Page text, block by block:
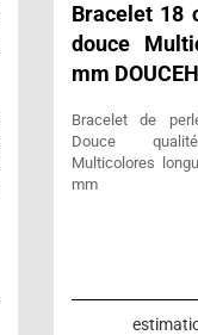
Bracelet 18
douce
mm
Bracelet de
Douce qualité
Multicolores
mm